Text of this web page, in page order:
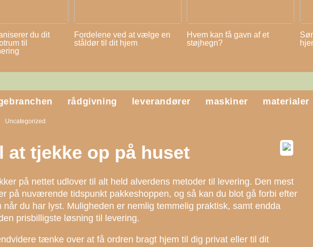
du dit
til
Fordelene ved at vælge en
ståldør til dit hjem
Hvem kan få gavn af et
støjhegn?
rådgivning leverandører maskiner materialer
Uncategorized
at tjekke op på huset
på nettet udlover til alt held alverdens metoder til levering. Den mest
på nuværende tidspunkt pakkeshoppen, og så kan du blot gå forbi efter
når du har lyst. Muligheden er nemlig temmelig praktisk, samt endda
prisbilligste løsning til levering.
tænke over at få ordren bragt hjem til dig privat eller til dit